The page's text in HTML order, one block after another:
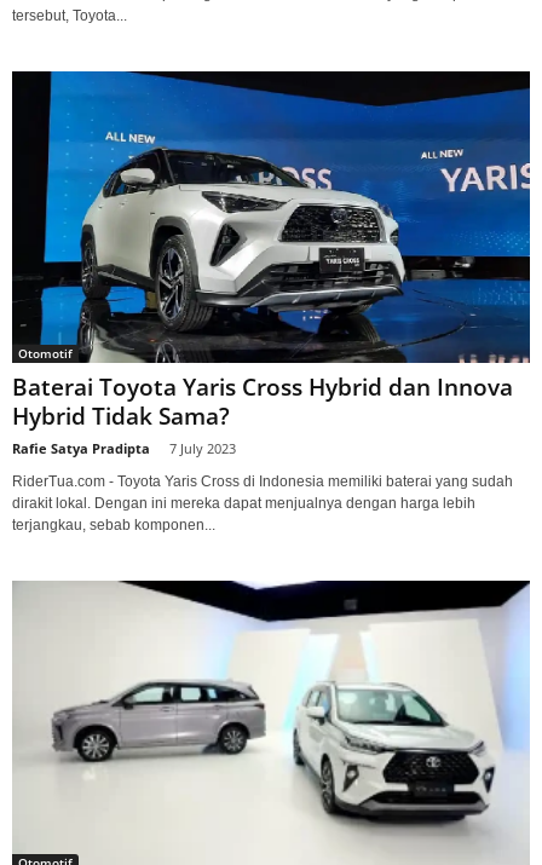
tersebut, Toyota...
Otomotif
Baterai Toyota Yaris Cross Hybrid dan Innova
Hybrid Tidak Sama?
Rafie Satya Pradipta 7 July 2023
RiderTua.com - Toyota Yaris Cross di Indonesia memiliki baterai yang sudah
dirakit lokal. Dengan ini mereka dapat menjualnya dengan harga lebih
terjangkau, sebab komponen...